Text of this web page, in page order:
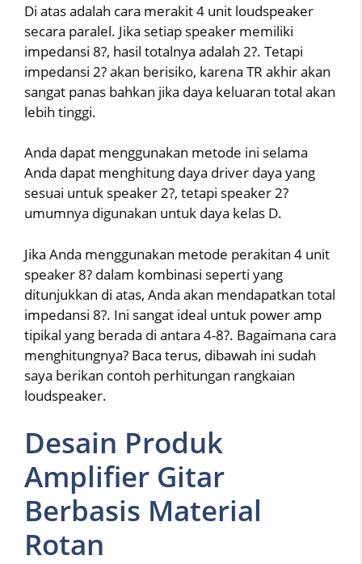
Di atas adalah cara merakit 4 unit loudspeaker
secara paralel. Jika setiap speaker memiliki
impedansi 8?, hasil totalnya adalah 2?. Tetapi
impedansi 2? akan berisiko, karena TR akhir akan
sangat panas bahkan jika daya keluaran total akan
lebih tinggi.
Anda dapat menggunakan metode ini selama
Anda dapat menghitung daya driver daya yang
sesuai untuk speaker 2?, tetapi speaker 2?
umumnya digunakan untuk daya kelas D.
Jika Anda menggunakan metode perakitan 4 unit
speaker 8? dalam kombinasi seperti yang
ditunjukkan di atas, Anda akan mendapatkan total
impedansi 8?. Ini sangat ideal untuk power amp
tipikal yang berada di antara 4-8?. Bagaimana cara
menghitungnya? Baca terus, dibawah ini sudah
saya berikan contoh perhitungan rangkaian
loudspeaker.
Desain Produk
Amplifier Gitar
Berbasis Material
Rotan